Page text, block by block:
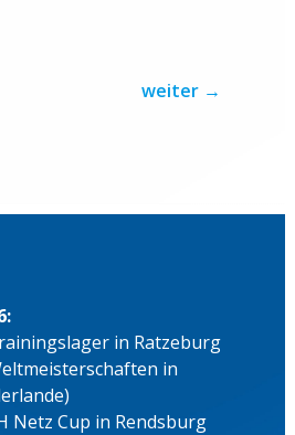
weiter →
in Ratzeburg
in
Netz Cup in Rendsburg